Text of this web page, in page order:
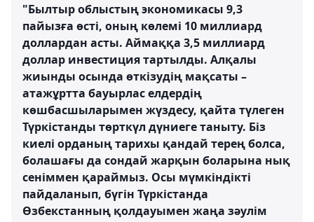
"Былтыр облыстың экономикасы 9,3
пайызға өсті, оның көлемі 10 миллиард
доллардан асты. Аймаққа 3,5 миллиард
доллар инвестиция тартылды. Алқалы
жиынды осында өткізудің мақсаты –
атажұртта бауырлас елдердің
көшбасшыларымен жүздесу, қайта түлеген
Түркістанды төрткүл дүниеге таныту. Біз
киелі орданың тарихы қандай терең болса,
болашағы да сондай жарқын боларына нық
сеніммен қараймыз. Осы мүмкіндікті
пайдаланып, бүгін Түркістанда
Өзбекстанның қолдауымен жаңа зәулім